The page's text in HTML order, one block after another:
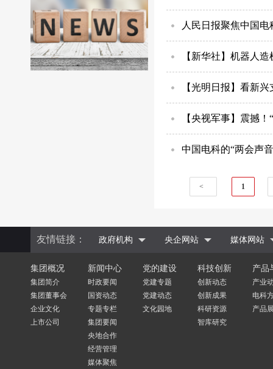
人民日报聚焦中国
【新华社】机器人
【光明日报】看新
【央视军事】震撼
中国电科的“两会声
< 1
友情链接： 政府机构 央企网站 媒体网站
集团概况
集团简介
集团董事会
企业文化
上市公司
新闻中心
时政要闻
国资动态
专题专栏
集团要闻
央地合作
经营管理
媒体聚焦
党的建设
党建专题
党建动态
文化园地
科技创新
创新动态
创新成果
科研资源
智库研究
产品
产业
电科
产品